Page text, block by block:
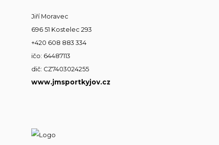
Jiří Moravec
696 51 Kostelec 293
+420 608 883 334
ičo: 64487113
dič: CZ7403024255
www.jmsportkyjov.cz